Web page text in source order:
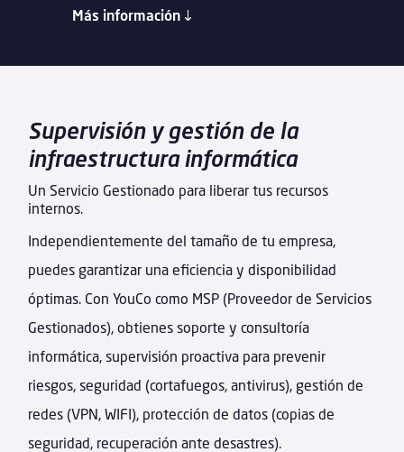
Más información
Supervisión y gestión de la
infraestructura informática
Un Servicio Gestionado para liberar tus recursos
internos.
Independientemente del tamaño de tu empresa,
puedes garantizar una eficiencia y disponibilidad
óptimas. Con YouCo como MSP (Proveedor de Servicios
Gestionados), obtienes soporte y consultoría
informática, supervisión proactiva para prevenir
riesgos, seguridad (cortafuegos, antivirus), gestión de
redes (VPN, WIFI), protección de datos (copias de
seguridad, recuperación ante desastres).